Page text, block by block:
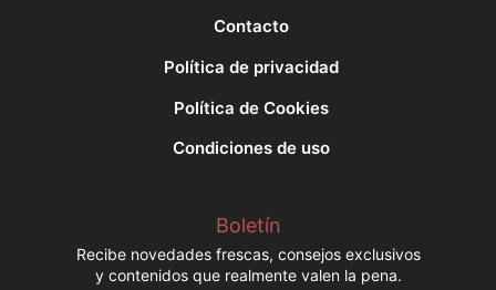
Contacto
Política de privacidad
Política de Cookies
Condiciones de uso
Boletín
Recibe novedades frescas, consejos exclusivos
y contenidos que realmente valen la pena.